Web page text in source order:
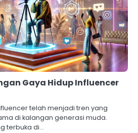
Gaya Hidup Influencer
telah menjadi tren yang
di kalangan generasi muda.
terbuka di…